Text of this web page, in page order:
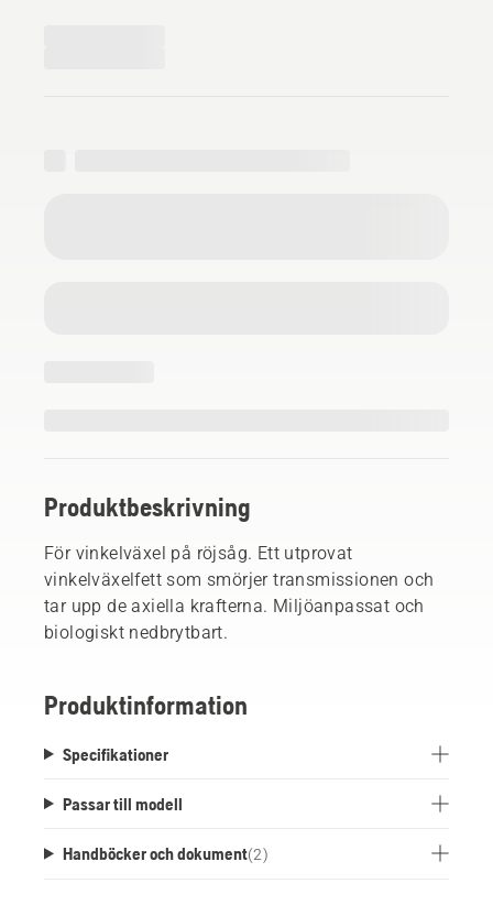
Produktbeskrivning
För vinkelväxel på röjsåg. Ett utprovat
vinkelväxelfett som smörjer transmissionen och
tar upp de axiella krafterna. Miljöanpassat och
biologiskt nedbrytbart.
Produktinformation
Specifikationer
Passar till modell
Handböcker och dokument(2)